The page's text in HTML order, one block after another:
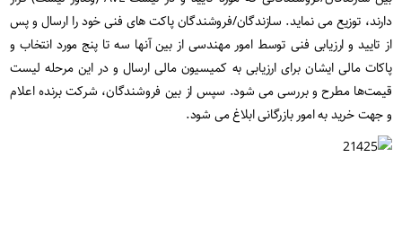
دارند، توزیع می‌ نماید. سازندگان/فروشندگان پاکت های فنی خود را ارسال و پس
از تایید و ارزیابی فنی توسط امور مهندسی از بین آنها سه تا پنج مورد انتخاب و
پاکات مالی ایشان برای ارزیابی به کمیسیون مالی ارسال و در این مرحله لیست
قیمت‌ها مطرح و بررسی می شود. سپس از بین فروشندگان، شرکت برنده اعلام
و جهت خرید به امور بازرگانی ابلاغ می شود.